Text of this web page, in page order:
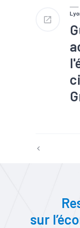
sur